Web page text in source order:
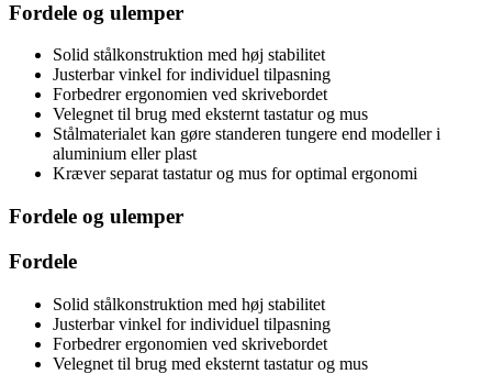
Fordele og ulemper
Solid stålkonstruktion med høj stabilitet
Justerbar vinkel for individuel tilpasning
Forbedrer ergonomien ved skrivebordet
Velegnet til brug med eksternt tastatur og mus
Stålmaterialet kan gøre standeren tungere end modeller i
aluminium eller plast
Kræver separat tastatur og mus for optimal ergonomi
Fordele og ulemper
Fordele
Solid stålkonstruktion med høj stabilitet
Justerbar vinkel for individuel tilpasning
Forbedrer ergonomien ved skrivebordet
Velegnet til brug med eksternt tastatur og mus